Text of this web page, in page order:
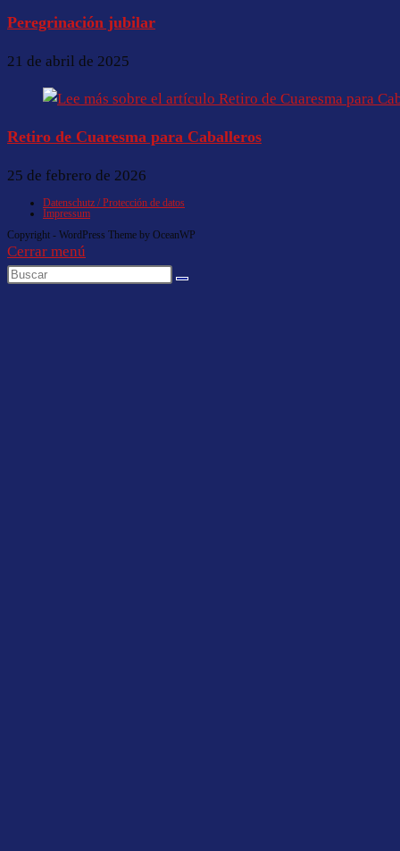
Peregrinación jubilar
21 de abril de 2025
Retiro de Cuaresma para Caballeros
25 de febrero de 2026
Datenschutz / Protección de datos
Impressum
Copyright - WordPress Theme by OceanWP
Cerrar menú